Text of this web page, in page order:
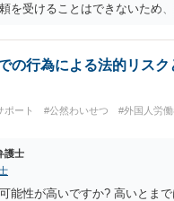
を受けることはできないため
の行為による法的リスク
ポート #公然わいせつ #外国人労働
護士
能性が高いですか? 高いとま